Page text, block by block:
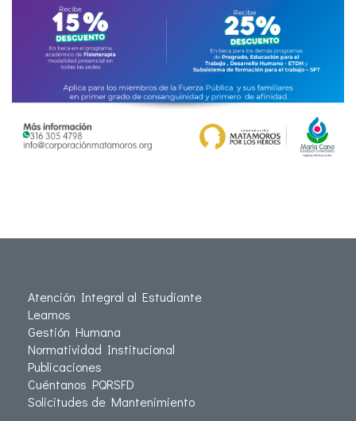
Atención Integral al Estudiante
Leamos
Gestión Humana
Normatividad Institucional
Publicaciones
Cuéntanos PQRSFD
Solicitudes de Mantenimiento